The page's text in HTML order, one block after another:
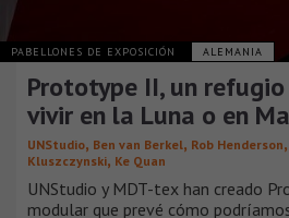
PABELLONES DE EXPOSICIÓN ALEMANIA
Prototype II, un
vivir en la Luna o en
UNStudio, Ben van Berkel, Rob Henderson,
Kluszczynski, Ke Quan
UNStudio y MDT-tex han creado
modular que prevé cómo